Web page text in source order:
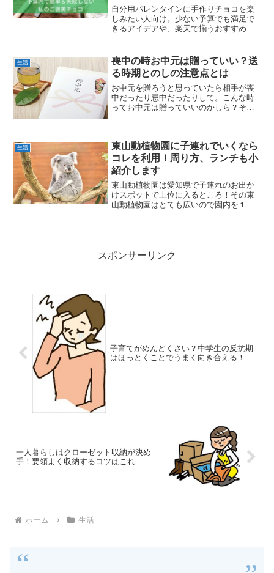
自分用バレンタインに手作りチョコを楽
しみたい人向け。少ない予算でも満足で
きるアイデアや、楽天で揃うおすすめ材
生活
喪中の時お中元は贈っていい？送
る時期とのしの注意点とは
お中元を贈ろうと思っていたら相手が喪
中だったり忌中だったりして。こんな時
ってお中元は贈っていいのかしら？そも
てご紹介します。
生活
東山動植物園に子連れでいくなら
コレを利用！周り方、ランチも小
紹介します
東山動植物園は愛知県で子連れのお出か
けスポットで上位に入るところ！その東
山動植物園はとても広いので園内を１日
スポンサーリンク
子育てがめんどくさい？中学生の反抗期
はほっとくことでうまく向き合える！
一人暮らしはクローゼット収納が決め
手！要領よく収納するコツはこれ
ホーム 生活